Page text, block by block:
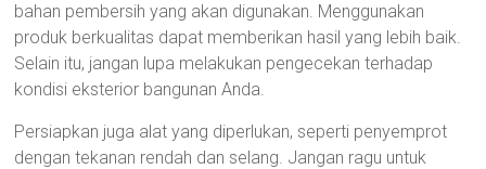
bahan pembersih yang akan digunakan. Menggunakan
produk berkualitas dapat memberikan hasil yang lebih baik.
Selain itu, jangan lupa melakukan pengecekan terhadap
kondisi eksterior bangunan Anda.
Persiapkan juga alat yang diperlukan, seperti penyemprot
dengan tekanan rendah dan selang. Jangan ragu untuk